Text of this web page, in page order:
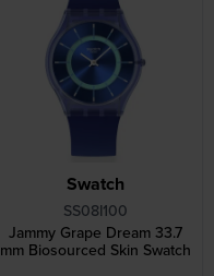
Swatch
SS08I100
Jammy Grape Dream 33.7
mm Biosourced Skin Swatch